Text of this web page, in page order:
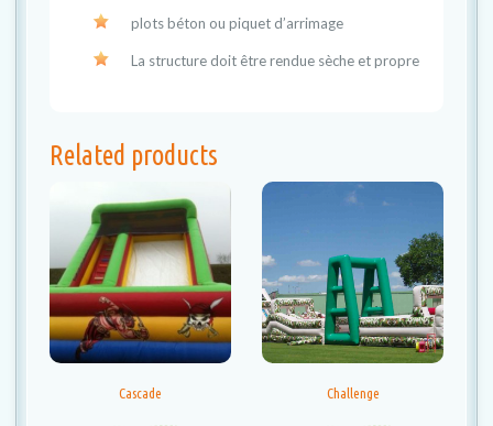
plots béton ou piquet d’arrimage
La structure doit être rendue sèche et propre
Related products
Cascade Challenge